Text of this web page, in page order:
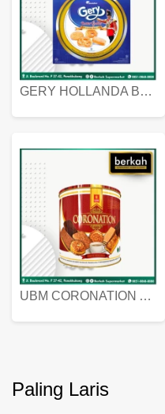
GERY HOLLANDA BUTTER COOKIES 450 GRAM
UBM CORONATION ASSORTED BISKUIT KALENG 450 GRAM
Paling Laris